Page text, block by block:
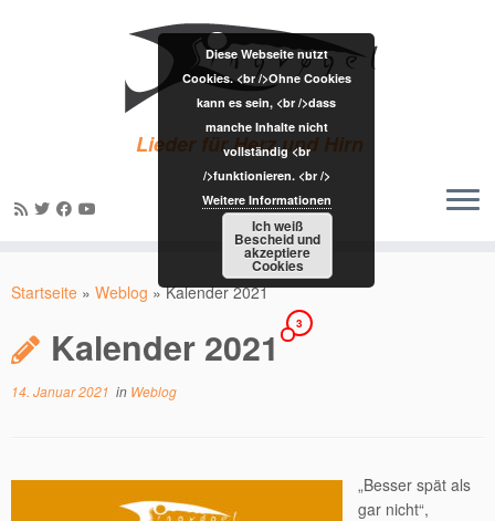
Inhalt
Lieder für Herz und Hirn
Startseite » Weblog » Kalender 2021
Kalender 2021 3
14. Januar 2021 in Weblog
„Besser spät als
gar nicht“,
Diese Webseite nutzt
Cookies. <br />Ohne Cookies
kann es sein, <br />dass
manche Inhalte nicht
vollständig <br
/>funktionieren. <br />
Weitere Informationen
Ich weiß
Bescheid und
akzeptiere
Cookies